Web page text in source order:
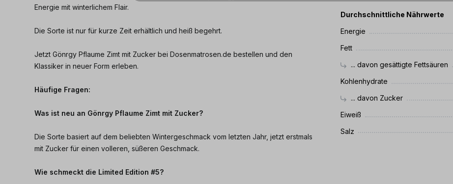
Energie mit winterlichem Flair.
Die Sorte ist nur für kurze Zeit erhältlich und heiß begehrt.
Jetzt Gönrgy Pflaume Zimt mit Zucker bei Dosenmatrosen.de bestellen und den
Klassiker in neuer Form erleben.
Häufige Fragen:
Was ist neu an Gönrgy Pflaume Zimt mit Zucker?
Die Sorte basiert auf dem beliebten Wintergeschmack vom letzten Jahr, jetzt erstmals
mit Zucker für einen volleren, süßeren Geschmack.
Wie schmeckt die Limited Edition #5?
Durchschnittliche Nährwerte
Energie
Fett
... davon gesättigte Fettsäuren
Kohlenhydrate
... davon Zucker
Eiweiß
Salz